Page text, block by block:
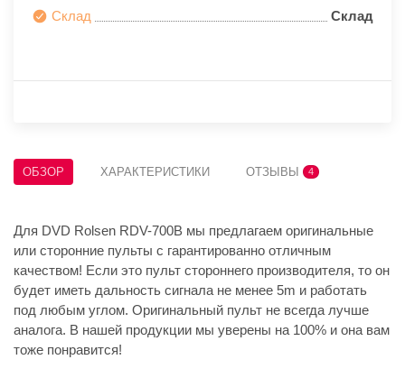
Склад Склад
ОБЗОР ХАРАКТЕРИСТИКИ ОТЗЫВЫ 4
Для DVD Rolsen RDV-700B мы предлагаем оригинальные
или сторонние пульты с гарантированно отличным
качеством! Если это пульт стороннего производителя, то он
будет иметь дальность сигнала не менее 5m и работать
под любым углом. Оригинальный пульт не всегда лучше
аналога. В нашей продукции мы уверены на 100% и она вам
тоже понравится!